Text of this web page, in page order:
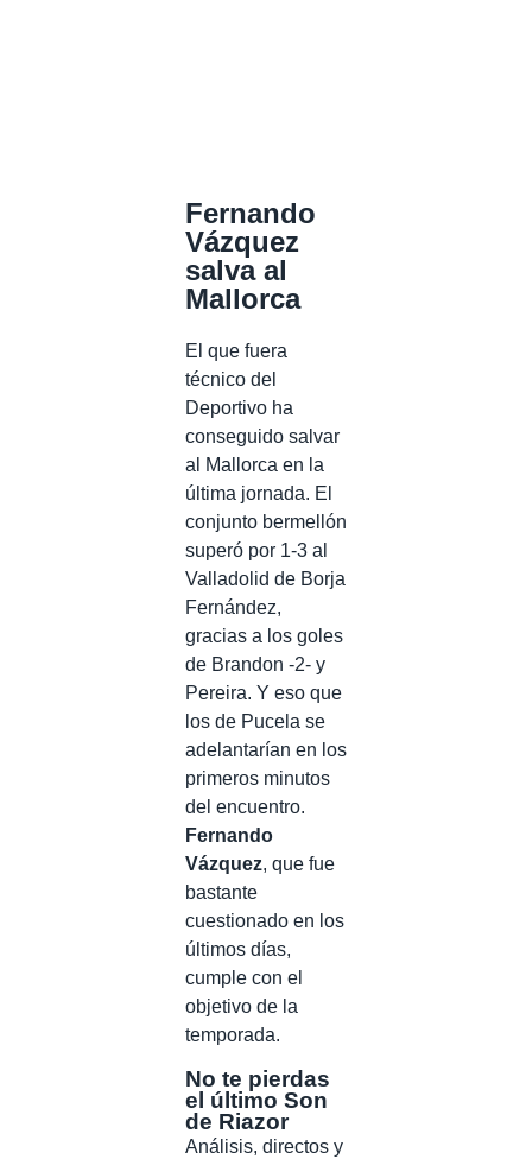
Fernando
Vázquez
salva al
Mallorca
El que fuera
técnico del
Deportivo ha
conseguido salvar
al Mallorca en la
última jornada. El
conjunto bermellón
superó por 1-3 al
Valladolid de Borja
Fernández,
gracias a los goles
de Brandon -2- y
Pereira. Y eso que
los de Pucela se
adelantarían en los
primeros minutos
del encuentro.
Fernando
Vázquez, que fue
bastante
cuestionado en los
últimos días,
cumple con el
objetivo de la
temporada.
No te pierdas
el último Son
de Riazor
Análisis, directos y